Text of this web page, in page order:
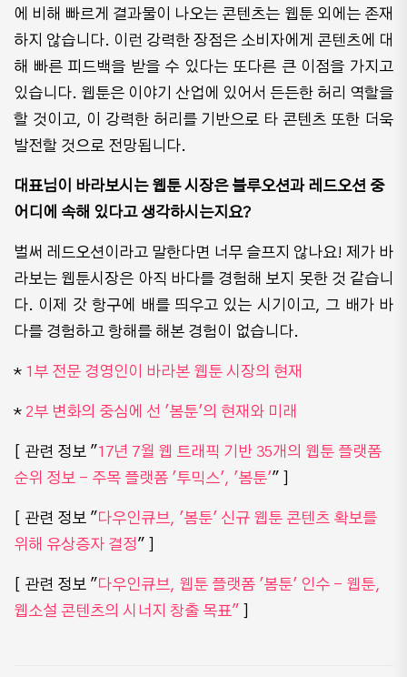
에 비해 빠르게 결과물이 나오는 콘텐츠는 웹툰 외에는 존재
하지 않습니다. 이런 강력한 장점은 소비자에게 콘텐츠에 대
해 빠른 피드백을 받을 수 있다는 또다른 큰 이점을 가지고
있습니다. 웹툰은 이야기 산업에 있어서 든든한 허리 역할을
할 것이고, 이 강력한 허리를 기반으로 타 콘텐츠 또한 더욱
발전할 것으로 전망됩니다.
대표님이 바라보시는 웹툰 시장은 블루오션과 레드오션 중
어디에 속해 있다고 생각하시는지요?
벌써 레드오션이라고 말한다면 너무 슬프지 않나요! 제가 바
라보는 웹툰시장은 아직 바다를 경험해 보지 못한 것 같습니
다. 이제 갓 항구에 배를 띄우고 있는 시기이고, 그 배가 바
다를 경험하고 항해를 해본 경험이 없습니다.
* 1부 전문 경영인이 바라본 웹툰 시장의 현재
* 2부 변화의 중심에 선 '봄툰'의 현재와 미래​
[ 관련 정보 "17년 7월 웹 트래픽 기반 35개의 웹툰 플랫폼
순위 정보 - 주목 플랫폼 '투믹스', '봄툰'" ]
[ 관련 정보 "다우인큐브, '봄툰' 신규 웹툰 콘텐츠 확보를
위해 유상증자 결정" ]
[ 관련 정보 "다우인큐브, 웹툰 플랫폼 '봄툰' 인수 - 웹툰,
웹소설 콘텐츠의 시너지 창출 목표"